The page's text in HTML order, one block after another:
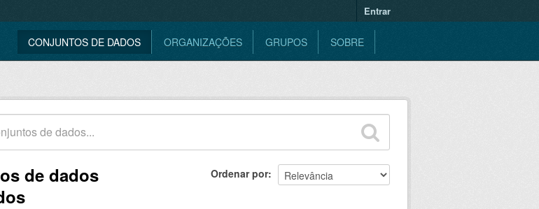
Entrar
CONJUNTOS DE DADOS ORGANIZAÇÕES GRUPOS SOBRE
Ordenar por
de dados